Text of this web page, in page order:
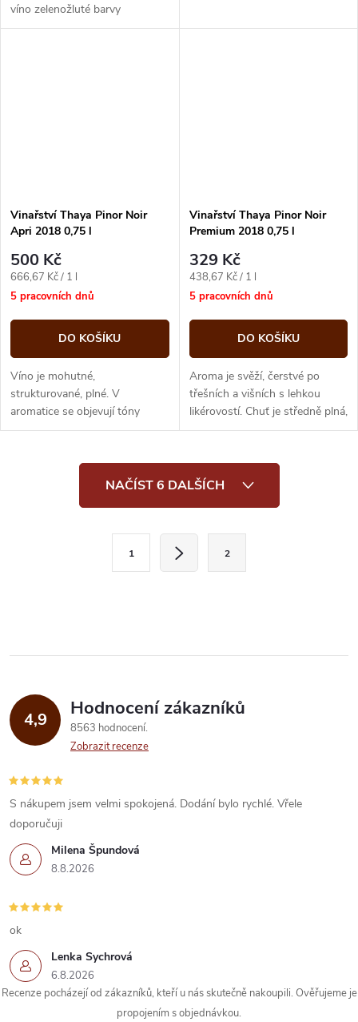
víno zelenožluté barvy
Vinařství Thaya Pinor Noir
Apri 2018 0,75 l
500 Kč
Měrná
cena:
666,67 Kč / 1 l
5 pracovních dnů
DO KOŠÍKU
Víno je mohutné,
strukturované, plné. V
aromatice se objevují tóny
kandovaných višní, višňového
bylinosti ve formě...
Vinařství Thaya Pinor Noir
Premium 2018 0,75 l
329 Kč
Měrná
cena:
438,67 Kč / 1 l
5 pracovních dnů
DO KOŠÍKU
Aroma je svěží, čerstvé po
třešních a višních s lehkou
likérovostí. Chuť je středně plná,
ovocná s tóny třešňového
s...
í
p
r
v
k
y
v
ý
p
i
NAČÍST 6 DALŠÍCH
k
v
á
n
1 2
4,9 Hodnocení zákazníků
8563 hodnocení
Zobrazit recenze
Milena Špundová
8.8.2026
S nákupem jsem velmi spokojená. Dodání bylo rychlé. Vřele
doporučuji
Lenka Sychrová
6.8.2026
ok
Recenze pocházejí od zákazníků, kteří u nás skutečně nakoupili. Ověřujeme je
propojením s objednávkou.